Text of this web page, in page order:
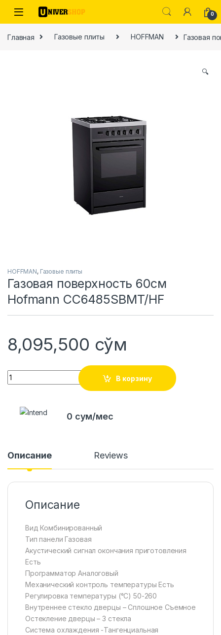
Skip to navigation
Skip to content
0
Главная Газовые плиты HOFFMAN Газовая
🔍
HOFFMAN, Газовые плиты
Газовая поверхность 60см
Hofmann CC6485SBMT/HF
8,095,500 сўм
Quantity
В корзину
0 сум/мес
Описание Reviews
Описание
Вид Комбинированный
Тип панели Газовая
Акустический сигнал окончания приготовления
Есть
Программатор Аналоговый
Механический контроль температуры Есть
Регулировка температуры (°С) 50-260
Внутреннее стекло дверцы – Сплошное Съемное
Остекление дверцы – 3 стекла
Система охлаждения -Тангенциальная